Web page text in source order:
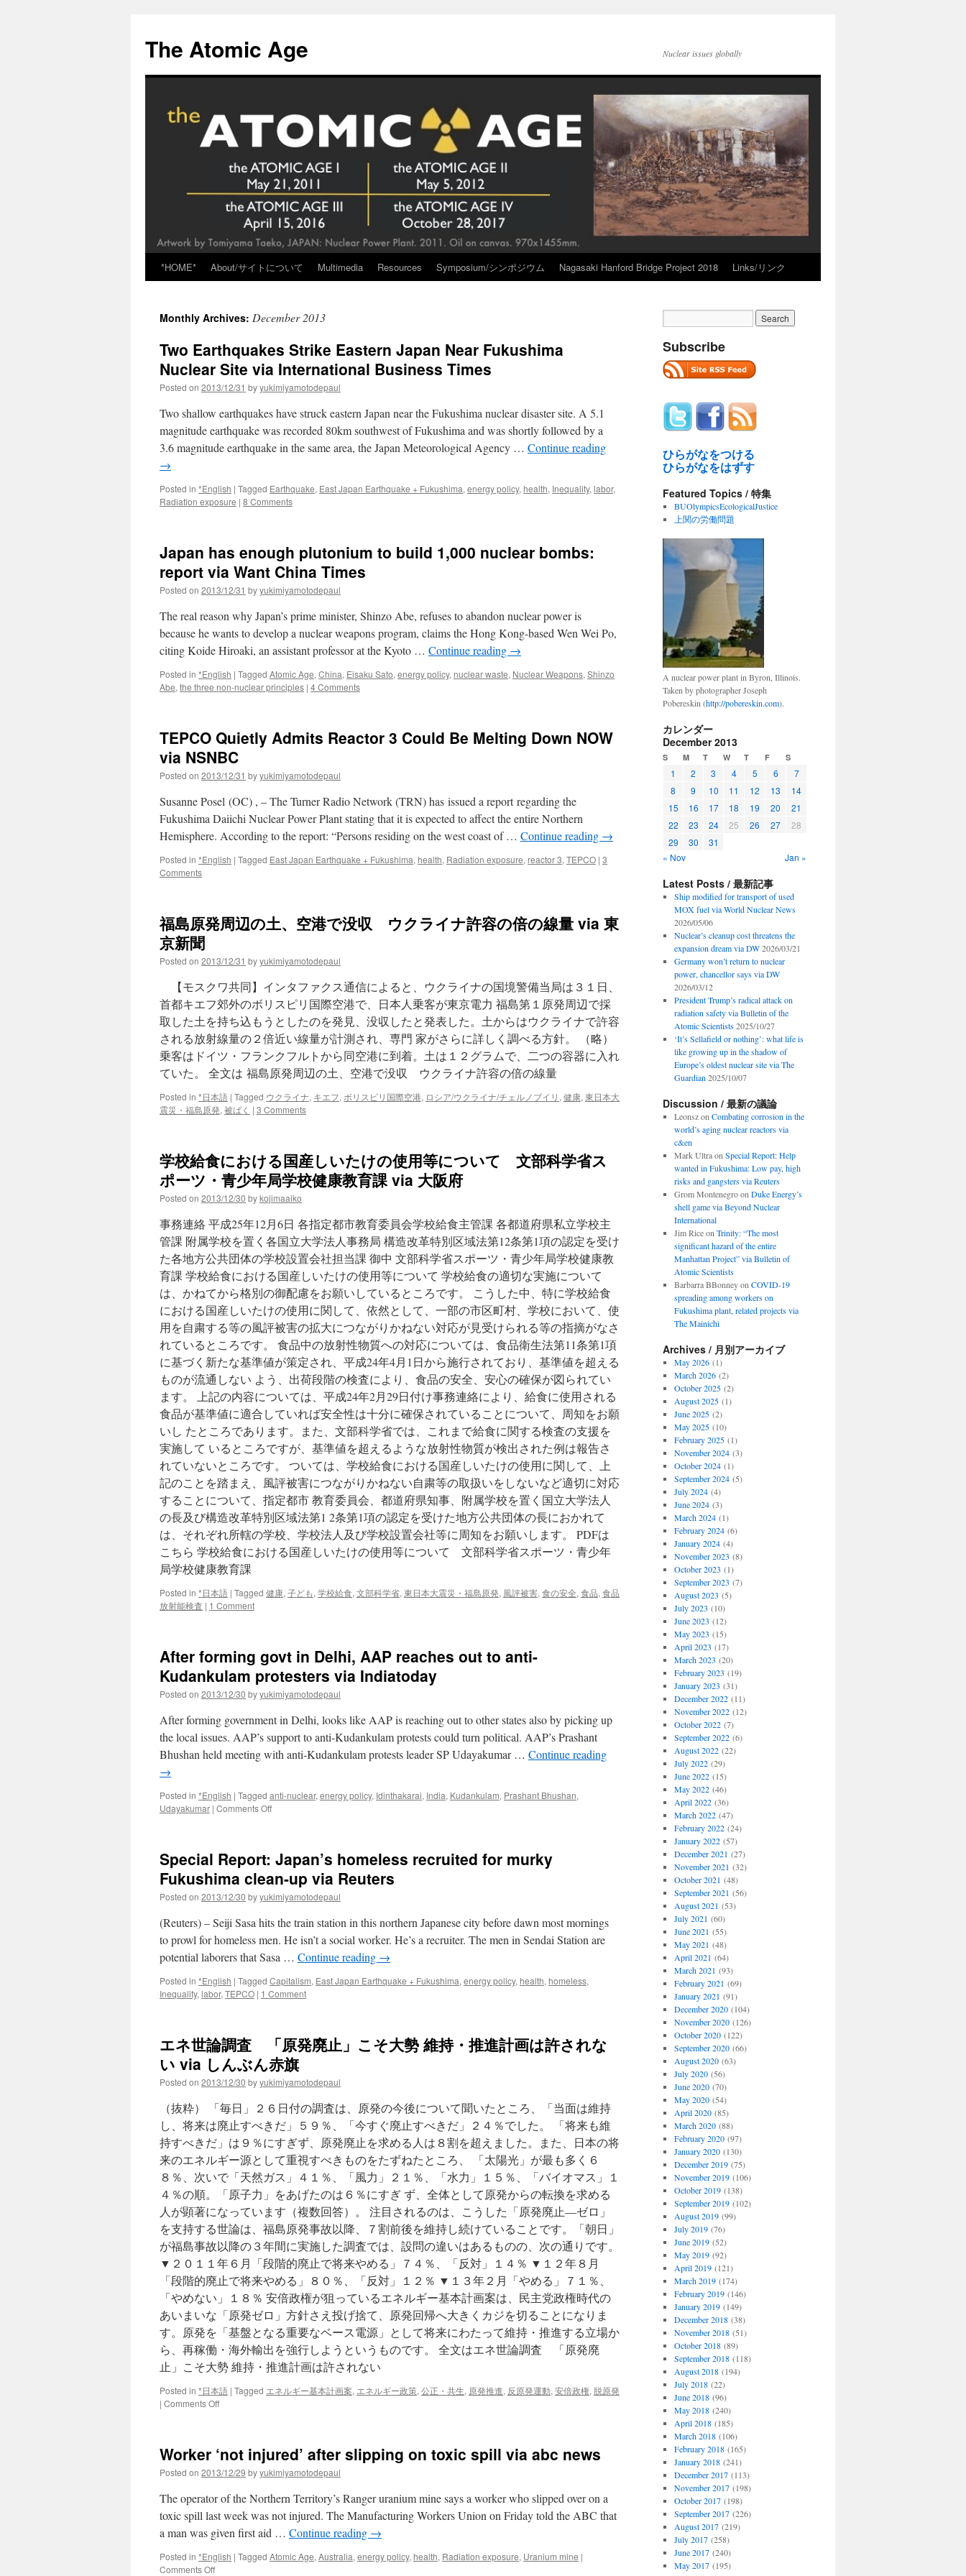
content
The Atomic Age Nuclear issues globally
*HOME* About/サイトについて Multimedia Resources Symposium/シンポジウム Nagasaki Hanford Bridge Project 2018 Links/リンク
Monthly Archives: December 2013
Two Earthquakes Strike Eastern Japan Near Fukushima
Nuclear Site via International Business Times
Posted on 2013/12/31 byyukimiyamotodepaul
Two shallow earthquakes have struck eastern Japan near the Fukushima nuclear disaster site. A 5.1
magnitude earthquake was recorded 80km southwest of Fukushima and was shortly followed by a
3.6 magnitude earthquake in the same area, the Japan Meteorological Agency … Continue reading
→
Posted in *English | Tagged Earthquake, East Japan Earthquake + Fukushima, energy policy, health, Inequality, labor,
Radiation exposure | 8 Comments
Japan has enough plutonium to build 1,000 nuclear bombs:
report via Want China Times
Posted on 2013/12/31 byyukimiyamotodepaul
The real reason why Japan’s prime minister, Shinzo Abe, refuses to abandon nuclear power is
because he wants to develop a nuclear weapons program, claims the Hong Kong-based Wen Wei Po,
citing Koide Hiroaki, an assistant professor at the Kyoto … Continue reading →
Posted in *English | Tagged Atomic Age, China, Eisaku Sato, energy policy, nuclear waste, Nuclear Weapons, Shinzo
Abe, the three non-nuclear principles | 4 Comments
TEPCO Quietly Admits Reactor 3 Could Be Melting Down NOW
via NSNBC
Posted on 2013/12/31 byyukimiyamotodepaul
Susanne Posel (OC) , – The Turner Radio Network (TRN) has issued a report regarding the
Fukushima Daiichi Nuclear Power Plant stating that it is expected to affect the entire Northern
Hemisphere. According to the report: “Persons residing on the west coast of … Continue reading →
Posted in *English | Tagged East Japan Earthquake + Fukushima, health, Radiation exposure, reactor 3, TEPCO | 3
Comments
福島原発周辺の土、空港で没収 ウクライナ許容の倍の線量 via 東
京新聞
Posted on 2013/12/31 byyukimiyamotodepaul
【モスクワ共同】インタファクス通信によると、ウクライナの国境警備当局は３１日、
首都キエフ郊外のボリスピリ国際空港で、日本人乗客が東京電力 福島第１原発周辺で採
取した土を持ち込もうとしたのを発見、没収したと発表した。土からはウクライナで許容
される放射線量の２倍近い線量が計測され、専門 家がさらに詳しく調べる方針。 （略）
乗客はドイツ・フランクフルトから同空港に到着。土は１２グラムで、二つの容器に入れ
ていた。 全文は 福島原発周辺の土、空港で没収 ウクライナ許容の倍の線量
Posted in *日本語 | Tagged ウクライナ, キエフ, ボリスピリ国際空港, ロシア/ウクライナ/チェルノブイリ , 健康, 東日本大
震災・福島原発, 被ばく | 3 Comments
学校給食における国産しいたけの使用等について 文部科学省ス
ポーツ・青少年局学校健康教育課 via 大阪府
Posted on 2013/12/30 bykojimaaiko
事務連絡 平成25年12月6日 各指定都市教育委員会学校給食主管課 各都道府県私立学校主
管課 附属学校を置く各国立大学法人事務局 構造改革特別区域法第12条第1項の認定を受け
た各地方公共団体の学校設置会社担当課 御中 文部科学省スポーツ・青少年局学校健康教
育課 学校給食における国産しいたけの使用等について 学校給食の適切な実施について
は、かねてから格別の御配慮をお願いしているところです。 こうした中、特に学校給食
における国産しいたけの使用に関して、依然として、一部の市区町村、学校において、使
用を自粛する等の風評被害の拡大につながりかねない対応が見受けられる等の指摘がなさ
れているところです。 食品中の放射性物質への対応については、食品衛生法第11条第1項
に基づく新たな基準値が策定され、平成24年4月1日から施行されており、基準値を超える
ものが流通しない よう、出荷段階の検査により、食品の安全、安心の確保が図られてい
ます。 上記の内容については、平成24年2月29日付け事務連絡により、給食に使用される
食品が基準値に適合していれば安全性は十分に確保されていることについて、周知をお願
いし たところであります。また、文部科学省では、これまで給食に関する検査の支援を
実施して いるところですが、基準値を超えるような放射性物質が検出された例は報告さ
れていないところです。 ついては、学校給食における国産しいたけの使用に関して、上
記のことを踏まえ、風評被害につながりかねない自粛等の取扱いをしないなど適切に対応
することについて、指定都市 教育委員会、都道府県知事、附属学校を置く国立大学法人
の長及び構造改革特別区域法第1 2条第1項の認定を受けた地方公共団体の長におかれて
は、それぞれ所轄の学校、学校法人及び学校設置会社等に周知をお願いします。 PDFは
こちら 学校給食における国産しいたけの使用等について 文部科学省スポーツ・青少年
局学校健康教育課
Posted in *日本語 | Tagged 健康, 子ども, 学校給食, 文部科学省, 東日本大震災・福島原発, 風評被害, 食の安全, 食品, 食品
放射能検査 | 1 Comment
After forming govt in Delhi, AAP reaches out to anti-
Kudankulam protesters via Indiatoday
Posted on 2013/12/30 byyukimiyamotodepaul
After forming government in Delhi, looks like AAP is reaching out to other states also by picking up
the local issues. AAP’s support to anti-Kudankulam protests could turn political. AAP’s Prashant
Bhushan held meeting with anti-Kudankulam protests leader SP Udayakumar … Continue reading
→
Posted in *English | Tagged anti-nuclear, energy policy, Idinthakarai, India, Kudankulam, Prashant Bhushan,
Udayakumar | Comments Offon
in
Delhi,
AAP
reaches
to
anti-
protesters
via
Indiatoday
Special Report: Japan’s homeless recruited for murky
Fukushima clean-up via Reuters
Posted on 2013/12/30 byyukimiyamotodepaul
(Reuters) – Seiji Sasa hits the train station in this northern Japanese city before dawn most mornings
to prowl for homeless men. He isn’t a social worker. He’s a recruiter. The men in Sendai Station are
potential laborers that Sasa … Continue reading →
Posted in *English | Tagged Capitalism, East Japan Earthquake + Fukushima, energy policy, health, homeless,
Inequality, labor, TEPCO | 1 Comment
エネ世論調査 「原発廃止」こそ大勢 維持・推進計画は許されな
い via しんぶん赤旗
Posted on 2013/12/30 byyukimiyamotodepaul
（抜粋） 「毎日」２６日付の調査は、原発の今後について聞いたところ、「当面は維持
し、将来は廃止すべきだ」５９％、「今すぐ廃止すべきだ」２４％でした。 「将来も維
持すべきだ」は９％にすぎず、原発廃止を求める人は８割を超えました。また、日本の将
来のエネルギー源として重視すべきものをたずねたところ、 「太陽光」が最も多く６
８％、次いで「天然ガス」４１％、「風力」２１％、「水力」１５％、「バイオマス」１
４％の順。「原子力」をあげたのは６％にすぎ ず、全体として原発からの転換を求める
人が顕著になっています（複数回答）。 注目されるのは、こうした「原発廃止―ゼロ」
を支持する世論は、福島原発事故以降、７割前後を維持し続けていることです。「朝日」
が福島事故以降の３年間に実施した調査では、設問の違いはあるものの、次の通りです。
▼２０１１年６月「段階的廃止で将来やめる」７４％、「反対」１４％ ▼１２年８月
「段階的廃止で将来やめる」８０％、「反対」１２％ ▼１３年２月「やめる」７１％、
「やめない」１８％ 安倍政権が狙っているエネルギー基本計画案は、民主党政権時代の
あいまいな「原発ゼロ」方針さえ投げ捨て、原発回帰へ大きくカジを切ることになりま
す。原発を「基盤となる重要なベース電源」として将来にわたって維持・推進する立場か
ら、再稼働・海外輸出を強行しようというものです。 全文はエネ世論調査 「原発廃
止」こそ大勢 維持・推進計画は許されない
Posted in *日本語 | Tagged エネルギー基本計画案, エネルギー政策, 公正・共生, 原発推進, 反原発運動, 安倍政権, 脱原発
| Comments Offon
論
調
査
「原
発
廃
止」
そ
Worker ‘not injured’ after slipping on toxic spill via abc news
Posted on 2013/12/29 byyukimiyamotodepaul
The operator of the Northern Territory’s Ranger uranium mine says a worker who slipped over on a
toxic spill last week was not injured. The Manufacturing Workers Union on Friday told the ABC that
a man was given first aid … Continue reading →
Posted in *English | Tagged Atomic Age, Australia, energy policy, health, Radiation exposure, Uranium mine |
Comments Offon
Subscribe
ひらがなをつける
ひらがなをはずす
Featured Topics / 特集
BUOlympicsEcologicalJustice
上関の労働問題
A nuclear power plant in Byron, Illinois.
Taken by photographer Joseph
Pobereskin (http://pobereskin.com).
カレンダー
December 2013
S M T W T F S
1 2 3 4 5 6
7
8
9 10 11 12 13
14
15
16 17 18 19 20
21
22
23 24 25 26 27
28
29
30
31
« Nov
Jan »
Latest Posts / 最新記事
Ship modified for transport of used
MOX fuel via World Nuclear News
2026/05/06
Nuclear’s cleanup cost threatens the
expansion dream via DW 2026/03/21
Germany won’t return to nuclear
power, chancellor says via DW
2026/03/12
President Trump’s radical attack on
radiation safety via Bulletin of the
Atomic Scientists 2025/10/27
‘It’s Sellafield or nothing’: what life is
like growing up in the shadow of
Europe’s oldest nuclear site via The
Guardian 2025/10/07
Discussion / 最新の議論
Leonszon Combating corrosion in the
world’s aging nuclear reactors via
c&en
Mark Ultraon Special Report: Help
wanted in Fukushima: Low pay, high
risks and gangsters via Reuters
Grom Montenegroon Duke Energy’s
shell game via Beyond Nuclear
International
Jim Riceon Trinity: “The most
significant hazard of the entire
Manhattan Project” via Bulletin of
Atomic Scientists
Barbarra BBonneyon COVID-19
spreading among workers on
Fukushima plant, related projects via
The Mainichi
Archives / 月別アーカイブ
May 2026(1)
March 2026(2)
October 2025(2)
August 2025(1)
June 2025(2)
May 2025(10)
February 2025(1)
November 2024(3)
October 2024(1)
September 2024(5)
July 2024(4)
June 2024(3)
March 2024(1)
February 2024(6)
January 2024(4)
November 2023 (8)
October 2023 (1)
September 2023 (7)
August 2023 (5)
July 2023 (10)
June 2023 (12)
May 2023 (15)
April 2023 (17)
March 2023 (20)
February 2023 (19)
January 2023 (31)
December 2022(11)
November 2022(12)
October 2022(7)
September 2022(6)
August 2022(22)
July 2022(29)
June 2022(15)
May 2022(46)
April 2022(36)
March 2022(47)
February 2022(24)
January 2022(57)
December 2021 (27)
November 2021 (32)
October 2021 (48)
September 2021 (56)
August 2021 (53)
July 2021 (60)
June 2021 (55)
May 2021 (48)
April 2021 (64)
March 2021 (93)
February 2021 (69)
January 2021 (91)
December 2020(104)
November 2020(126)
October 2020(122)
September 2020(66)
August 2020(63)
July 2020(56)
June 2020(70)
May 2020(54)
April 2020(85)
March 2020(88)
February 2020(97)
January 2020(130)
December 2019(75)
November 2019(106)
October 2019(138)
September 2019(102)
August 2019(99)
July 2019(76)
June 2019(52)
May 2019(92)
April 2019(121)
March 2019(174)
February 2019(146)
January 2019(149)
December 2018(38)
November 2018(51)
October 2018(89)
September 2018(118)
August 2018(194)
July 2018(22)
June 2018(96)
May 2018(240)
April 2018(185)
March 2018(106)
February 2018(165)
January 2018(241)
December 2017(113)
November 2017(198)
October 2017(198)
September 2017(226)
August 2017(219)
July 2017(258)
June 2017(240)
May 2017(195)